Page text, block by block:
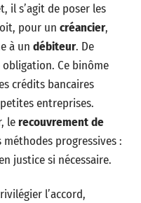
il s’agit de poser les
pour un créancier,
à un débiteur. De
Ce binôme
crédits bancaires
entreprises.
lerecouvrement de
progressives :
justice si nécessaire.
l’accord,